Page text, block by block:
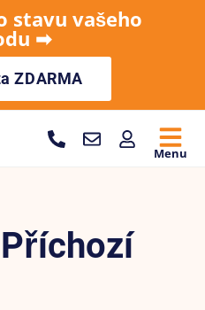
stavu vašeho
➡︎
ZDARMA
Menu